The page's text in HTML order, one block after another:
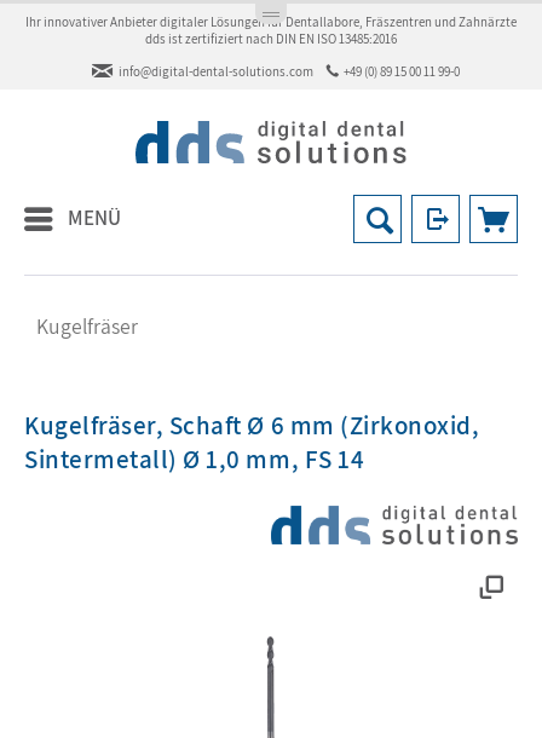
Ihr innovativer Anbieter digitaler Lösungen für Dentallabore, Fräszentren und Zahnärzte
dds ist zertifiziert nach DIN EN ISO 13485:2016
info@digital-dental-solutions.com
+49 (0) 89 15 00 11 99-0
MENÜ
Kugelfräser
Kugelfräser, Schaft Ø 6 mm (Zirkonoxid,
Sintermetall) Ø 1,0 mm, FS 14